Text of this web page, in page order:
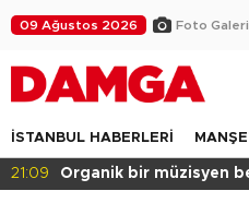
09 Ağustos 2026 Foto Galeri
İSTANBUL HABERLERİ
21:09
Organik bir müzisyen